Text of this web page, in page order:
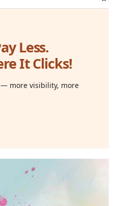
Less.
It Clicks!
— more visibility, more